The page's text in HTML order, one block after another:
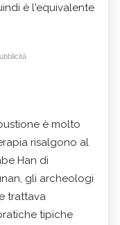
è l'equivalente
è molto
risalgono al
Han di
gli archeologi
trattava
tipiche